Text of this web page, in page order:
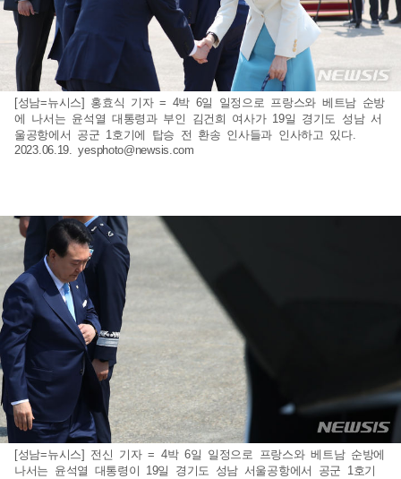
[성남=뉴시스] 홍효식 기자 = 4박 6일 일정으로 프랑스와 베트남 순방
에 나서는 윤석열 대통령과 부인 김건희 여사가 19일 경기도 성남 서
울공항에서 공군 1호기에 탑승 전 환송 인사들과 인사하고 있다.
2023.06.19.yesphoto@newsis.com
[성남=뉴시스] 전신 기자 = 4박 6일 일정으로 프랑스와 베트남 순방에
나서는 윤석열 대통령이 19일 경기도 성남 서울공항에서 공군 1호기